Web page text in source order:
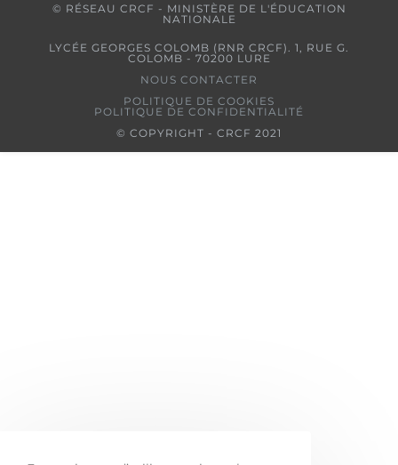
© RÉSEAU CRCF - MINISTÈRE DE L'ÉDUCATION
NATIONALE
LYCÉE GEORGES COLOMB (RNR CRCF). 1, RUE G.
COLOMB - 70200 LURE
NOUS CONTACTER
POLITIQUE DE COOKIES
POLITIQUE DE CONFIDENTIALITÉ
© COPYRIGHT - CRCF 2021